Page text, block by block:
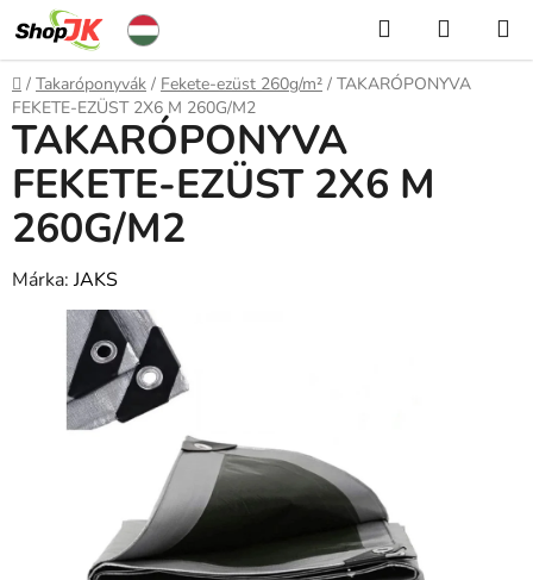
Ugrás
fő
tartalomhoz
KeresésKOSÁR
Kezdőlap
/ Takaróponyvák / Fekete-ezüst 260g/m² / TAKARÓPONYVA
FEKETE-EZÜST 2X6 M 260G/M2
TAKARÓPONYVA
FEKETE-EZÜST 2X6 M
260G/M2
Márka:JAKS